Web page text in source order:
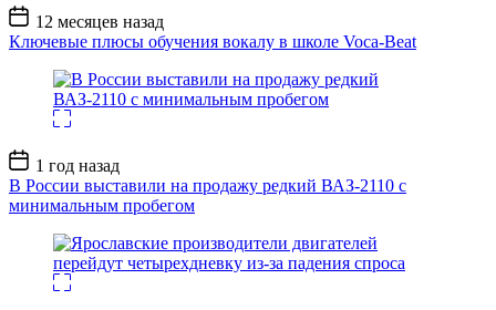
Дата
записи
12 месяцев назад
Ключевые плюсы обучения вокалу в школе Voca-Beat
Дата
записи
1 год назад
В России выставили на продажу редкий ВАЗ-2110 с
минимальным пробегом